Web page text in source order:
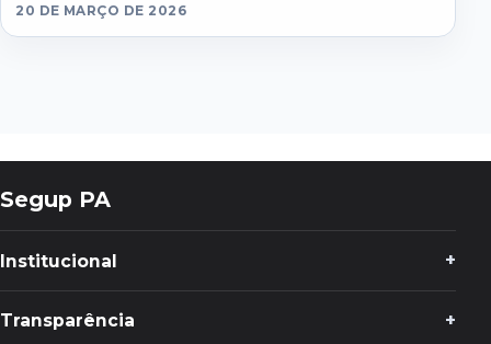
20 DE MARÇO DE 2026
Segup PA
Institucional
Transparência